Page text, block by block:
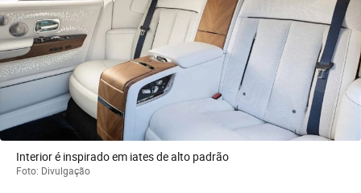
Interior é inspirado em iates de alto padrão
Foto: Divulgação